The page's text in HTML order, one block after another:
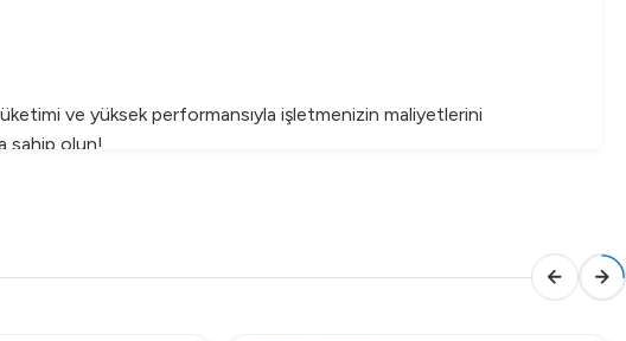
ve yüksek performansıyla işletmenizin maliyetlerini
sahip olun!